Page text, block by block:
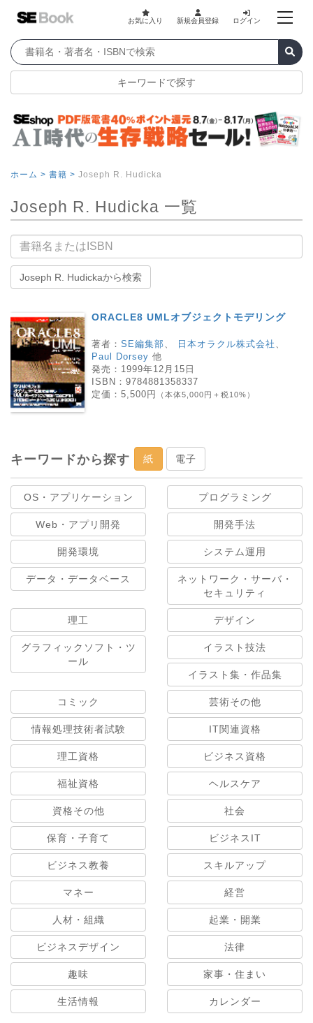
お気に入り 新規会員登録 ログイン
キーワードで探す
ホーム > 書籍 > Joseph R. Hudicka
Joseph R. Hudicka 一覧
書籍名
Joseph R. Hudickaから検索
ORACLE8 UMLオブジェクトモデリング
著者： SE編集部 日本オラクル株式会社
Paul Dorsey 他
発売： 1999年12月15日
ISBN： 9784881358337
定価： 5,500円 （本体5,000円＋税10%）
キーワードから探す 紙 電子
OS・アプリケーション プログラミング
Web・アプリ開発 開発手法
開発環境 システム運用
データ・データベース
ネットワーク・サーバ・
セキュリティ
理工 デザイン
グラフィックソフト・ツ
ール
イラスト技法
イラスト集・作品集
コミック 芸術その他
情報処理技術者試験 IT関連資格
理工資格 ビジネス資格
福祉資格 ヘルスケア
資格その他 社会
保育・子育て ビジネスIT
ビジネス教養 スキルアップ
マネー 経営
人材・組織 起業・開業
ビジネスデザイン 法律
趣味 家事・住まい
生活情報 カレンダー